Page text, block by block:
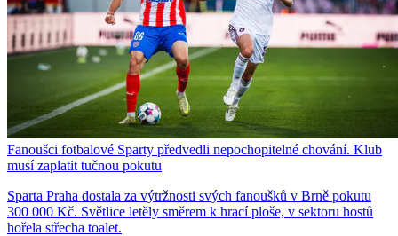
Fanoušci fotbalové Sparty předvedli nepochopitelné chování. Klub
musí zaplatit tučnou pokutu
Sparta Praha dostala za výtržnosti svých fanoušků v Brně pokutu
300 000 Kč. Světlice letěly směrem k hrací ploše, v sektoru hostů
hořela střecha toalet.